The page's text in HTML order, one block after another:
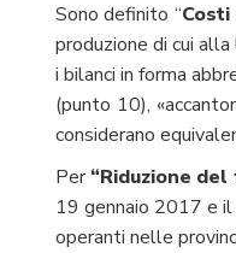
Sono definito “
produzione di cui
i bilanci in forma
(punto 10),
considerano
Per“Riduzione
19 gennaio 2017 e
operanti nelle